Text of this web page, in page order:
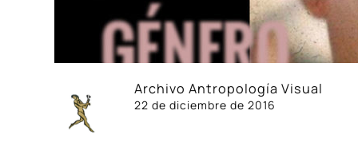
Archivo Antropología Visual
22 de diciembre de 2016